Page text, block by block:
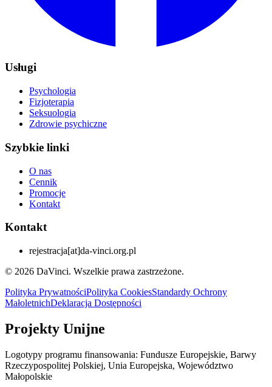
Usługi
Psychologia
Fizjoterapia
Seksuologia
Zdrowie psychiczne
Szybkie linki
O nas
Cennik
Promocje
Kontakt
Kontakt
rejestracja[at]da-vinci.org.pl
© 2026 DaVinci. Wszelkie prawa zastrzeżone.
Polityka PrywatnościPolityka CookiesStandardy Ochrony
MałoletnichDeklaracja Dostępności
Projekty Unijne
Logotypy programu finansowania: Fundusze Europejskie, Barwy
Rzeczypospolitej Polskiej, Unia Europejska, Województwo
Małopolskie